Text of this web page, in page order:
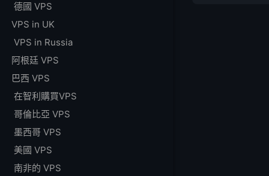
德國 VPS
VPS in UK
VPS in Russia
阿根廷 VPS
巴西 VPS
在智利購買VPS
哥倫比亞 VPS
墨西哥 VPS
美國 VPS
南非的 VPS
為什麼選擇
VPS 比共享主機
我可以在不使用
Minecraft VPS